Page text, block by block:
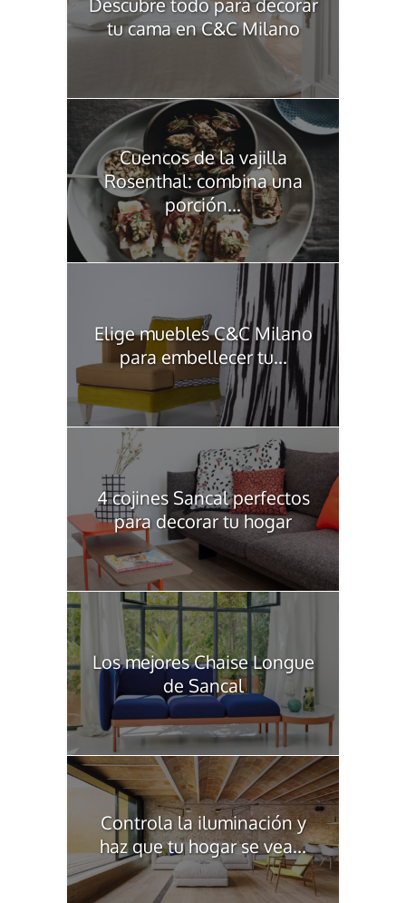
tu cama en C&C Milano
Cuencos de la vajilla
Rosenthal: combina una
porción...
Elige muebles C&C Milano
para embellecer tu...
4 cojines Sancal perfectos
para decorar tu hogar
Los mejores Chaise Longue
de Sancal
Controla la iluminación y
haz que tu hogar se vea...